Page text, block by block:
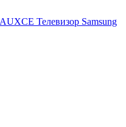
Телевизор Samsung